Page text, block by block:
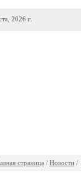
2026 г.
страница / Новости /